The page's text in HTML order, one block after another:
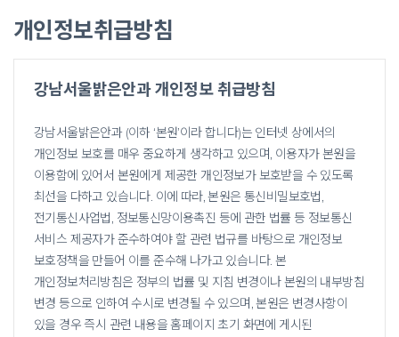
개인정보취급방침
강남서울밝은안과 개인정보 취급방침
강남서울밝은안과 (이하 ‘본원’이라 합니다)는 인터넷 상에서의
개인정보 보호를 매우 중요하게 생각하고 있으며, 이용자가 본원을
이용함에 있어서 본원에게 제공한 개인정보가 보호받을 수 있도록
최선을 다하고 있습니다. 이에 따라, 본원은 통신비밀보호법,
전기통신사업법, 정보통신망이용촉진 등에 관한 법률 등 정보통신
서비스 제공자가준수하여야 할 관련 법규를 바탕으로 개인정보
보호정책을 만들어 이를 준수해 나가고 있습니다. 본
개인정보처리방침은 정부의 법률 및 지침 변경이나 본원의 내부방침
변경 등으로 인하여 수시로 변경될 수 있으며, 본원은 변경사항이
있을 경우 즉시 관련 내용을 홈페이지 초기 화면에 게시된